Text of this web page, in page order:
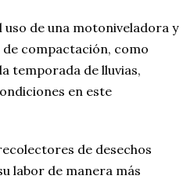
uso de una motoniveladora y
compactación, como
temporada de lluvias,
en este
de desechos
labor de manera más